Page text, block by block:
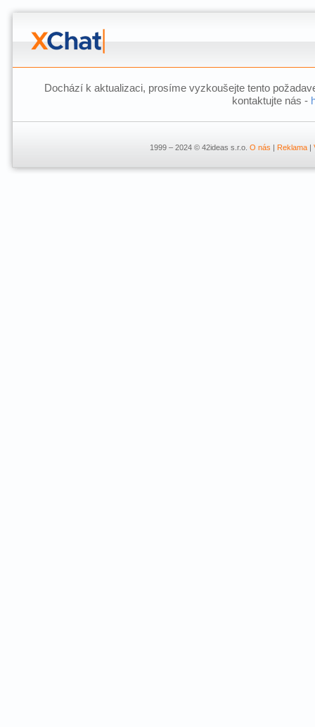
Dochází k aktualizaci, prosíme vyzkoušejte tento
kontaktujte nás -
1999 – 2024 © 42ideas s.r.o. O nás | Reklama |